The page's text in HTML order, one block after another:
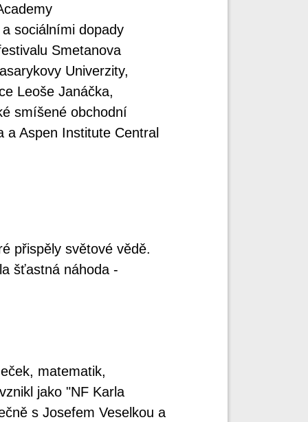
sociálními dopady
Smetanova
Univerzity,
Leoše Janáčka,
smíšené obchodní
a Aspen Institute Central
přispěly světové vědě.
šťastná náhoda -
matematik,
jako "NF Karla
s Josefem Veselkou a